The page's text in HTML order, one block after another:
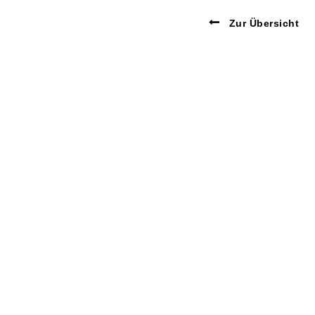
Zur Übersicht